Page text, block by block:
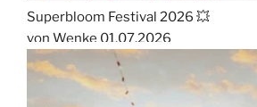
Superbloom Festival 2026 💥
von Wenke 01.07.2026